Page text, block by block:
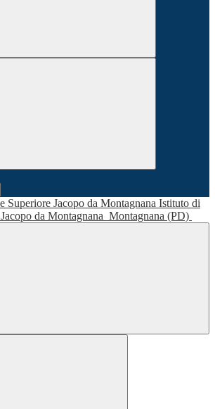
Istituto di
Jacopo da Montagnana Montagnana (PD)